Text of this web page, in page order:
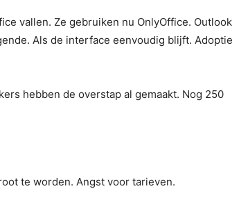
vallen. Ze gebruiken nu OnlyOffice. Outlook
Als de interface eenvoudig blijft. Adoptie
hebben de overstap al gemaakt. Nog 250
te worden. Angst voor tarieven.